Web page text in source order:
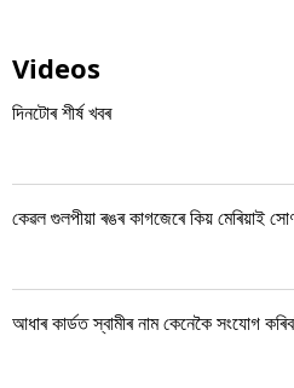
Videos
দিনটোৰ শীৰ্ষ খবৰ
কেৱল গুলপীয়া ৰঙৰ কাগজেৰে কিয় মেৰিয়াই
আধাৰ কাৰ্ডত স্বামীৰ নাম কেনেকৈ সংযোগ